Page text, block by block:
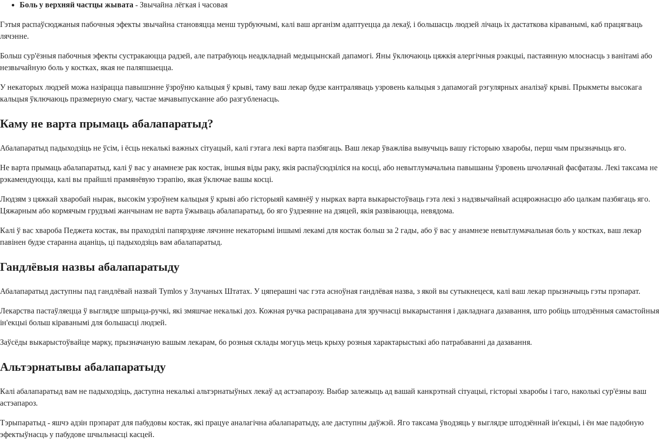
Боль у верхняй частцы жывата - Звычайна лёгкая і часовая
Гэтыя распаўсюджаныя пабочныя эфекты звычайна становяцца менш турбуючымі, калі ваш арганізм адаптуецца да лекаў, і большасць людзей лічаць іх дастаткова кіраванымі, каб працягваць
лячэнне.
Больш сур'ёзныя пабочныя эфекты сустракаюцца радзей, але патрабуюць неадкладнай медыцынскай дапамогі. Яны ўключаюць цяжкія алергічныя рэакцыі, пастаянную млоснасць з ванітамі або
незвычайную боль у костках, якая не паляпшаецца.
У некаторых людзей можа назірацца павышэнне ўзроўню кальцыя ў крыві, таму ваш лекар будзе кантраляваць узровень кальцыя з дапамогай рэгулярных аналізаў крыві. Прыкметы высокага
кальцыя ўключаюць празмерную смагу, частае мачавыпусканне або разгубленасць.
Каму не варта прымаць абалапаратыд?
Абалапаратыд падыходзіць не ўсім, і ёсць некалькі важных сітуацый, калі гэтага лекі варта пазбягаць. Ваш лекар ўважліва вывучыць вашу гісторыю хваробы, перш чым прызначыць яго.
Не варта прымаць абалапаратыд, калі ў вас у анамнезе рак костак, іншыя віды раку, якія распаўсюдзіліся на косці, або невытлумачальна павышаны ўзровень шчолачнай фасфатазы. Лекі таксама не
рэкамендуюцца, калі вы прайшлі прамянёвую тэрапію, якая ўключае вашы косці.
Людзям з цяжкай хваробай нырак, высокім узроўнем кальцыя ў крыві або гісторыяй камянёў у нырках варта выкарыстоўваць гэта лекі з надзвычайнай асцярожнасцю або цалкам пазбягаць яго.
Цяжарным або кормячым грудзьмі жанчынам не варта ўжываць абалапаратыд, бо яго ўздзеянне на дзяцей, якія развіваюцца, невядома.
Калі ў вас хвароба Педжета костак, вы праходзілі папярэдняе лячэнне некаторымі іншымі лекамі для костак больш за 2 гады, або ў вас у анамнезе невытлумачальная боль у костках, ваш лекар
павінен будзе старанна ацаніць, ці падыходзіць вам абалапаратыд.
Гандлёвыя назвы абалапаратыду
Абалапаратыд даступны пад гандлёвай назвай Tymlos у Злучаных Штатах. У цяперашні час гэта асноўная гандлёвая назва, з якой вы сутыкнецеся, калі ваш лекар прызначыць гэты прэпарат.
Лекарства пастаўляецца ў выглядзе шпрыца-ручкі, які змяшчае некалькі доз. Кожная ручка распрацавана для зручнасці выкарыстання і дакладнага дазавання, што робіць штодзённыя самастойныя
ін'екцыі больш кіраванымі для большасці людзей.
Заўсёды выкарыстоўвайце марку, прызначаную вашым лекарам, бо розныя склады могуць мець крыху розныя характарыстыкі або патрабаванні да дазавання.
Альтэрнатывы абалапаратыду
Калі абалапаратыд вам не падыходзіць, даступна некалькі альтэрнатыўных лекаў ад астэапарозу. Выбар залежыць ад вашай канкрэтнай сітуацыі, гісторыі хваробы і таго, наколькі сур'ёзны ваш
астэапароз.
Тэрыпаратыд - яшчэ адзін прэпарат для пабудовы костак, які працуе аналагічна абалапаратыду, але даступны даўжэй. Яго таксама ўводзяць у выглядзе штодзённай ін'екцыі, і ён мае падобную
эфектыўнасць у пабудове шчыльнасці касцей.